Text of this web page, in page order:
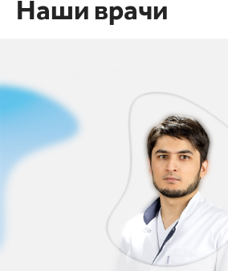
Наши врачи